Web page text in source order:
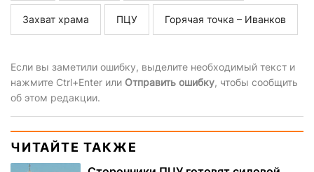
Захват храма ПЦУ Горячая точка – Иванков
Если вы заметили ошибку, выделите необходимый текст и
нажмите Ctrl+Enter или Отправить ошибку, чтобы сообщить
об этом редакции.
ЧИТАЙТЕ ТАКЖЕ